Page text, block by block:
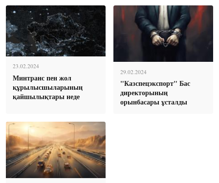
23.02.2024
Минтранс пен жол
құрылысшыларының
қайшылықтары неде
29.02.2024
"Казспецэкспорт" Бас
директорының
орынбасары ұсталды